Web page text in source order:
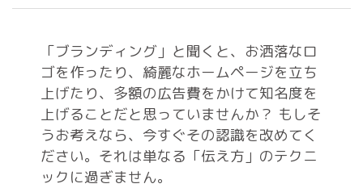
「ブランディング」と聞くと、お洒落なロ
ゴを作ったり、綺麗なホームページを立ち
上げたり、多額の広告費をかけて知名度を
上げることだと思っていませんか？ もしそ
うお考えなら、今すぐその認識を改めてく
ださい。それは単なる「伝え方」のテクニ
ックに過ぎません。